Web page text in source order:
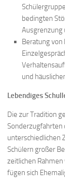
bedingten
Ausgrenzung
Beratung von
und
Lebendiges
Die zur Tradition
Sonderzugfahrten
unterschiedlichen
Schülern großer
zeitlichen Rahmen
fügen sich